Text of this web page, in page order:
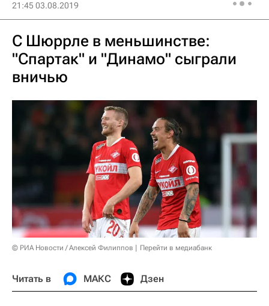
21:45 03.08.2019
С Шюррле в меньшинстве:
"Спартак" и "Динамо" сыграли
вничью
© РИА Новости / Алексей Филиппов Перейти в медиабанк
Читать в МАКС Дзен